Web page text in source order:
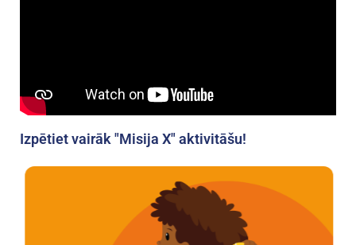
Izpētiet vairāk "Misija X" aktivitāšu!